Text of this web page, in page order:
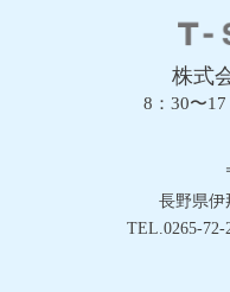
株式
8：30〜17
長野県伊
TEL.0265-72-